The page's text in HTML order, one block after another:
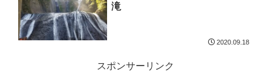
滝
2020.09.18
スポンサーリンク